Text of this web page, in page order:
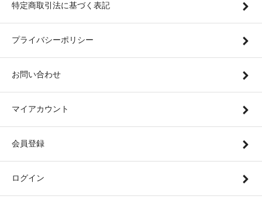
特定商取引法に基づく表記
プライバシーポリシー
お問い合わせ
マイアカウント
会員登録
ログイン